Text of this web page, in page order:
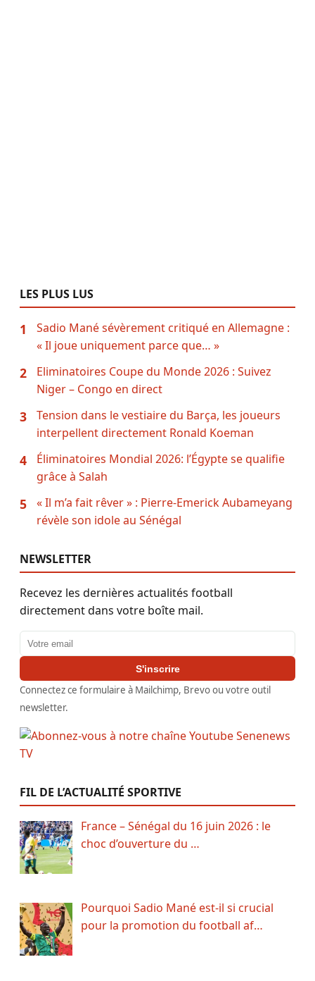
LES PLUS LUS
1
Sadio Mané sévèrement critiqué en Allemagne :
« Il joue uniquement parce que… »
2
Eliminatoires Coupe du Monde 2026 : Suivez
Niger – Congo en direct
3
Tension dans le vestiaire du Barça, les joueurs
interpellent directement Ronald Koeman
4
Éliminatoires Mondial 2026: l’Égypte se qualifie
grâce à Salah
5
« Il m’a fait rêver » : Pierre-Emerick Aubameyang
révèle son idole au Sénégal
NEWSLETTER
Recevez les dernières actualités football
directement dans votre boîte mail.
Adresse email
S'inscrire
Connectez ce formulaire à Mailchimp, Brevo ou votre outil
newsletter.
FIL DE L’ACTUALITÉ SPORTIVE
France – Sénégal du 16 juin 2026 : le
choc d’ouverture du …
Pourquoi Sadio Mané est-il si crucial
pour la promotion du football af…